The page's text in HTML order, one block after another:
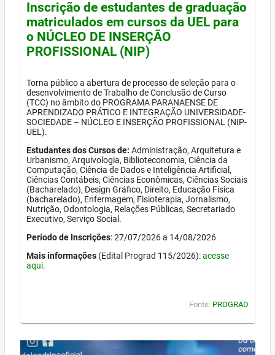
Inscrição de estudantes de graduação
matriculados em cursos da UEL para
o NÚCLEO DE INSERÇÃO
PROFISSIONAL (NIP)
Torna público a abertura de processo de seleção para o
desenvolvimento de Trabalho de Conclusão de Curso
(TCC) no âmbito do PROGRAMA PARANAENSE DE
APRENDIZADO PRÁTICO E INTEGRAÇÃO UNIVERSIDADE-
SOCIEDADE – NÚCLEO E INSERÇÃO PROFISSIONAL (NIP-
UEL).
Estudantes dos Cursos de: Administração, Arquitetura e
Urbanismo, Arquivologia, Biblioteconomia, Ciência da
Computação, Ciência de Dados e Inteligência Artificial,
Ciências Contábeis, Ciências Econômicas, Ciências Sociais
(Bacharelado), Design Gráfico, Direito, Educação Física
(bacharelado), Enfermagem, Fisioterapia, Jornalismo,
Nutrição, Odontologia, Relações Públicas, Secretariado
Executivo, Serviço Social.
Período de Inscrições: 27/07/2026 a 14/08/2026
Mais informações (Edital Prograd 115/2026):acesse
aqui.
Fonte: PROGRAD